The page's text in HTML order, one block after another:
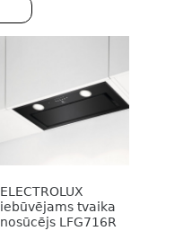
ELECTROLUX
iebūvējams tvaika
nosūcējs LFG716R